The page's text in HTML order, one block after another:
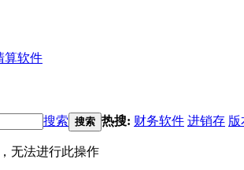
算软件
搜索 搜索 热搜: 财务软件 进销存 版
无法进行此操作